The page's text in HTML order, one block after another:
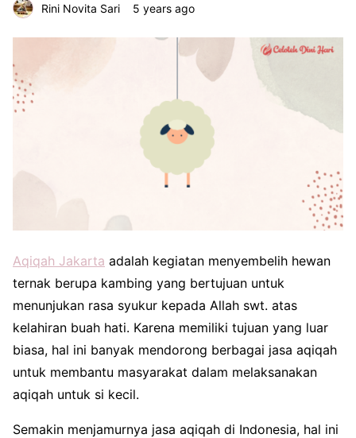
Rini Novita Sari 5 years ago
Aqiqah Jakarta adalah kegiatan menyembelih hewan
ternak berupa kambing yang bertujuan untuk
menunjukan rasa syukur kepada Allah swt. atas
kelahiran buah hati. Karena memiliki tujuan yang luar
biasa, hal ini banyak mendorong berbagai jasa aqiqah
untuk membantu masyarakat dalam melaksanakan
aqiqah untuk si kecil.
Semakin menjamurnya jasa aqiqah di Indonesia, hal ini